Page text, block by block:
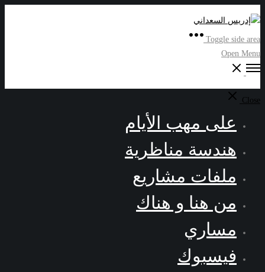
Toggle side area
Open Menu
Close
على مهب الأيام
هندسة مناظرية
ملفات مشاريع
من هنا و هناك
مساري
فيسبوك